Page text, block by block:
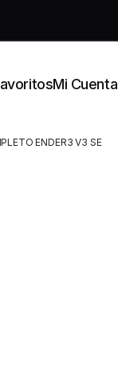
Mi Cuenta
ENDER3 V3 SE